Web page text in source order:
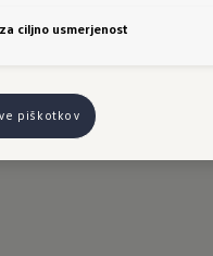
ciljno usmerjenost
piškotkov